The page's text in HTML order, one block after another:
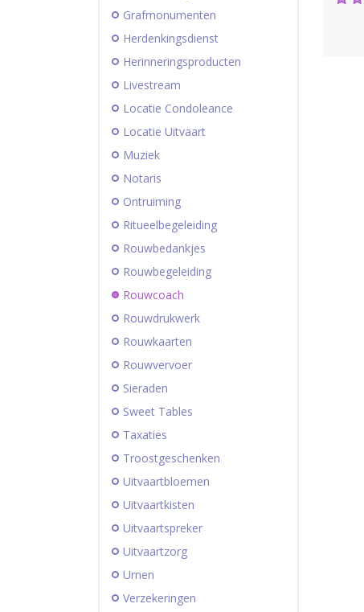
Grafmonumenten
Herdenkingsdienst
Herinneringsproducten
Livestream
Locatie Condoleance
Locatie Uitvaart
Muziek
Notaris
Ontruiming
Ritueelbegeleiding
Rouwbedankjes
Rouwbegeleiding
Rouwcoach
Rouwdrukwerk
Rouwkaarten
Rouwvervoer
Sieraden
Sweet Tables
Taxaties
Troostgeschenken
Uitvaartbloemen
Uitvaartkisten
Uitvaartspreker
Uitvaartzorg
Urnen
Verzekeringen